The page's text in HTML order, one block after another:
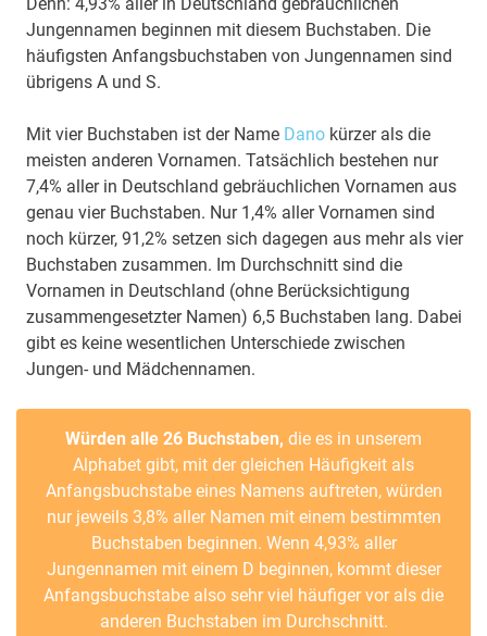
Jungennamen beginnen mit diesem Buchstaben. Die
häufigsten Anfangsbuchstaben von Jungennamen sind
übrigens A und S.
Mit vier Buchstaben ist der Name Dano kürzer als die
meisten anderen Vornamen. Tatsächlich bestehen nur
7,4% aller in Deutschland gebräuchlichen Vornamen aus
genau vier Buchstaben. Nur 1,4% aller Vornamen sind
noch kürzer, 91,2% setzen sich dagegen aus mehr als vier
Buchstaben zusammen. Im Durchschnitt sind die
Vornamen in Deutschland (ohne Berücksichtigung
zusammengesetzter Namen) 6,5 Buchstaben lang. Dabei
gibt es keine wesentlichen Unterschiede zwischen
Jungen- und Mädchennamen.
Würden alle 26 Buchstaben, die es in unserem
Alphabet gibt, mit der gleichen Häufigkeit als
Anfangsbuchstabe eines Namens auftreten, würden
nur jeweils 3,8% aller Namen mit einem bestimmten
Buchstaben beginnen. Wenn 4,93% aller
Jungennamen mit einem D beginnen, kommt dieser
Anfangsbuchstabe also sehr viel häufiger vor als die
anderen Buchstaben im Durchschnitt.